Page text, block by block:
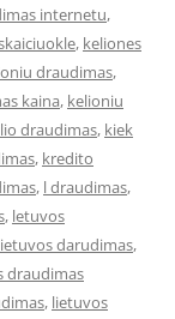
internetu,
, keliones
draudimas,
kaina, kelioniu
draudimas, kiek
, kredito
, l draudimas,
, letuvos
darudimas,
draudimas
, lietuvos